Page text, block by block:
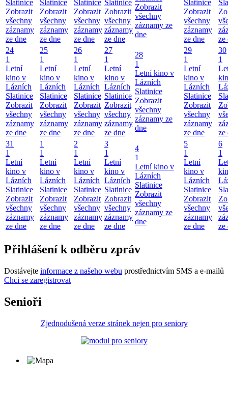
Slatinice
Zobrazit
všechny
záznamy
ze dne
Slatinice
Zobrazit
všechny
záznamy
ze dne
Slatinice
Zobrazit
všechny
záznamy
ze dne
Slatinice
Zobrazit
všechny
záznamy
ze dne
Zobrazit
všechny
záznamy ze
dne
Slatinice
Zobrazit
všechny
záznamy
ze dne
ze
24
1
Letní
kino v
Lázních
Slatinice
Zobrazit
všechny
záznamy
ze dne
25
1
Letní
kino v
Lázních
Slatinice
Zobrazit
všechny
záznamy
ze dne
26
1
Letní
kino v
Lázních
Slatinice
Zobrazit
všechny
záznamy
ze dne
27
1
Letní
kino v
Lázních
Slatinice
Zobrazit
všechny
záznamy
ze dne
28
1
Letní kino v
Lázních
Slatinice
Zobrazit
všechny
záznamy ze
dne
29
1
Letní
kino v
Lázních
Slatinice
Zobrazit
všechny
záznamy
ze dne
30
1
ze
31
1
Letní
kino v
Lázních
Slatinice
Zobrazit
všechny
záznamy
ze dne
1
1
Letní
kino v
Lázních
Slatinice
Zobrazit
všechny
záznamy
ze dne
2
1
Letní
kino v
Lázních
Slatinice
Zobrazit
všechny
záznamy
ze dne
3
1
Letní
kino v
Lázních
Slatinice
Zobrazit
všechny
záznamy
ze dne
4
1
Letní kino v
Lázních
Slatinice
Zobrazit
všechny
záznamy ze
dne
5
1
Letní
kino v
Lázních
Slatinice
Zobrazit
všechny
záznamy
ze dne
6
1
ze
Přihlášení k odběru zpráv
Dostávejte informace z našeho webu prostřednictvím SMS a e-mailů
Chci se zaregistrovat
Senioři
Zjednodušená verze stránek nejen pro seniory